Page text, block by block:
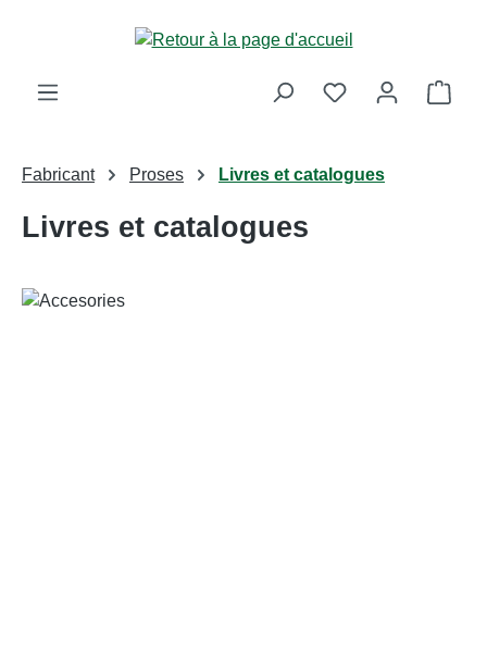
Passer au contenu principal
Le
Fabricant Proses Livres et catalogues
Livres et catalogues